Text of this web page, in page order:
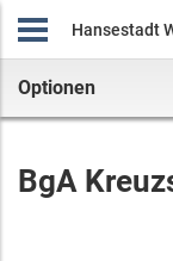
Hansestadt
Optionen
BgA